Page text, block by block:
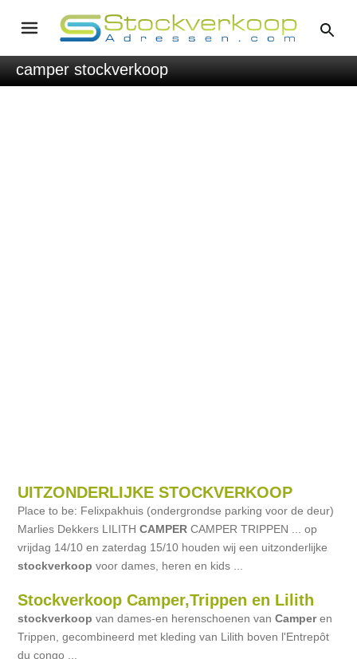
camper stockverkoop
UITZONDERLIJKE STOCKVERKOOP
Place to be: Felixpakhuis (ondergrondse parking voor de deur)
Marlies Dekkers LILITHCAMPER CAMPER TRIPPEN ... op
vrijdag 14/10 en zaterdag 15/10 houden wij een uitzonderlijke
stockverkoop voor dames, heren en kids ...
Stockverkoop Camper,Trippen en Lilith
stockverkoop van dames-en herenschoenen vanCamperen
Trippen, gecombineerd met kleding van Lilith boven l'Entrepôt
du congo ...